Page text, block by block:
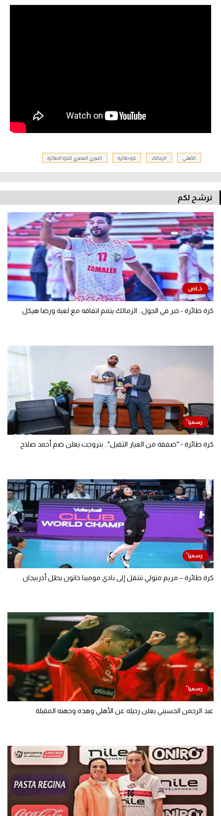
الأهلي الزمالك كرة طائرة الدوري المصري للكرة الطائرة
نرشح لكم
كرة طائرة - خبر في الجول.. الزمالك يتمم اتفاقه مع لعبة ورضا هيكل
كرة طائرة - "صفقة من العيار الثقيل".. بتروجت يعلن ضم أحمد صلاح
كرة طائرة – مريم متولي تنتقل إلى نادي مومينا خاتون بطل أذربيجان
عبد الرحمن الحسيني يعلن رحيله عن الأهلي وهذه وجهته المقبلة